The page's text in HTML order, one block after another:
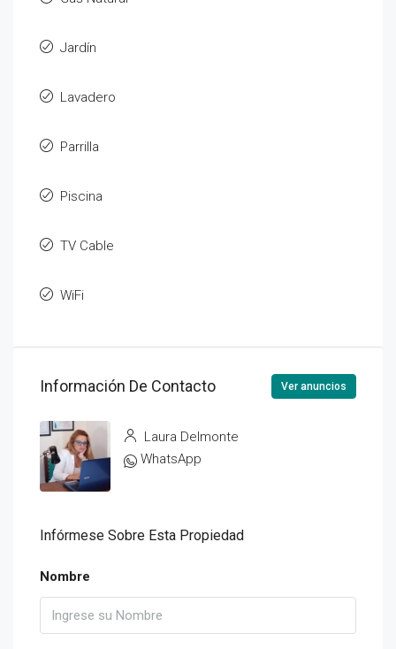
Jardín
Lavadero
Parrilla
Piscina
TV Cable
WiFi
Información De Contacto Ver anuncios
Laura Delmonte
WhatsApp
Infórmese Sobre Esta Propiedad
Nombre